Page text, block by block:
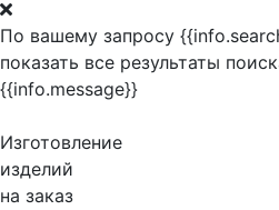
По вашему запросу
показать все результаты
{{info.message}}
Изготовление
изделий
на заказ